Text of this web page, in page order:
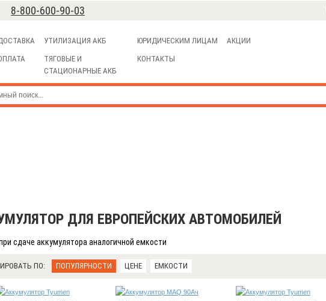
8-800-600-90-03
УТИЛИЗАЦИЯ АКБ
ТЯГОВЫЕ И
СТАЦИОНАРНЫЕ АКБ
ЮРИДИЧЕСКИМ ЛИЦАМ
КОНТАКТЫ
АКЦИИ
ДЛЯ ЕВРОПЕЙСКИХ АВТОМОБИЛЕЙ
сдаче аккумулятора аналогичной емкости
ПО: ПОПУЛЯРНОСТИ ЦЕНЕ ЕМКОСТИ